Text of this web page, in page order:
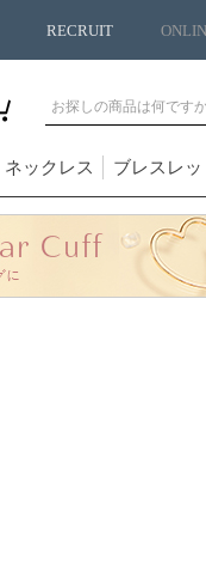
RECRUIT
ネックレス ブレスレッ